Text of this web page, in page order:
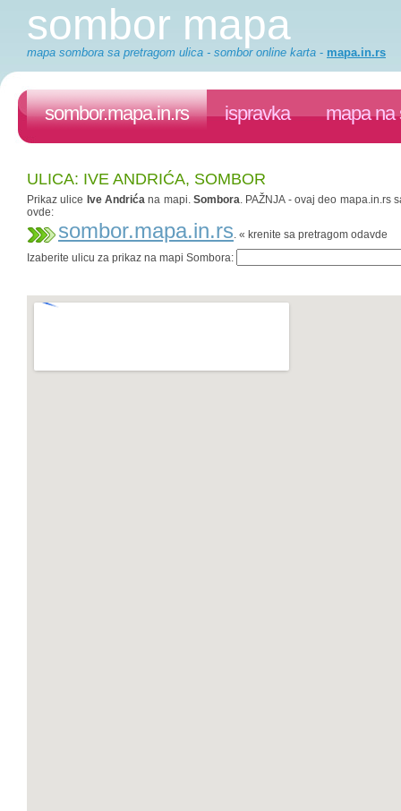
sombor mapa
mapa sombora sa pretragom ulica - sombor online karta - mapa.in.rs
sombor.mapa.in.rs ispravka mapa na
ULICA: IVE ANDRIĆA, SOMBOR
Prikaz ulice Ive Andrića na mapi.Sombora. PAŽNJA - ovaj deo mapa.in.rs
ovde:
sombor.mapa.in.rs. « krenite sa pretragom odavde
Izaberite ulicu za prikaz na mapi Sombora: